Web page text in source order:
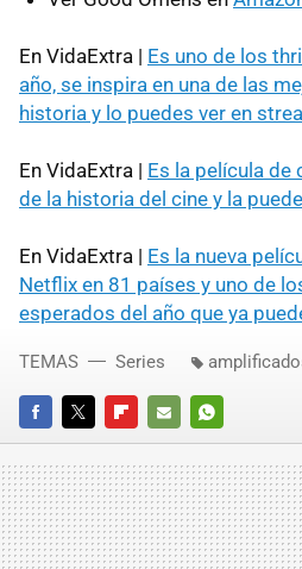
En VidaExtra | Es uno de los
año, se inspira en una de las
historia y lo puedes ver en
En VidaExtra | Es la película de
de la historia del cine y la
En VidaExtra | Es la nueva
Netflix en 81 países y uno de
esperados del año que ya
FACEBOOKTWITTERFLIPBOARD
E-
MAIL
WHATSAPP
TEMAS Series